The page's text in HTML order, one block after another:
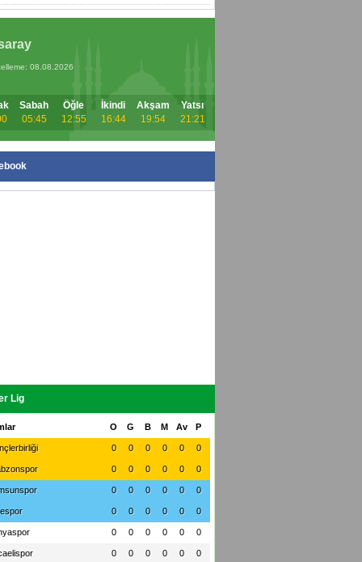
08.08.2026
Sabah
05:45
Öğle
12:55
İkindi
16:44
Akşam
19:54
Yatsı
21:21
Lig
P
Av
M
B
G
O
0
0
0
0
0
0
0
0
0
0
0
0
0
0
0
0
0
0
0
0
0
0
0
0
0
0
0
0
0
0
0
0
0
0
0
0